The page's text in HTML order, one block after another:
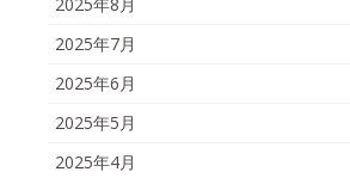
2025年8月
2025年7月
2025年6月
2025年5月
2025年4月